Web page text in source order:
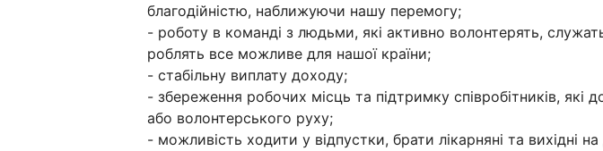
благодійністю, наближуючи нашу перемогу;
- роботу в команді з людьми, які активно волонтерять,
роблять все можливе для нашої країни;
- стабільну виплату доходу;
- збереження робочих місць та підтримку співробітників, які
або волонтерського руху;
- можливість ходити у відпустки, брати лікарняні та вихідні